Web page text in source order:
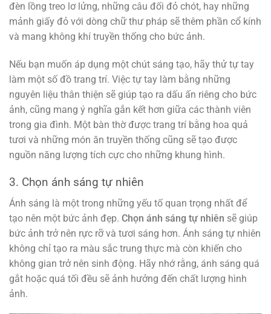
đèn lồng treo lơ lửng, những câu đối đỏ chót, hay những
mảnh giấy đỏ với dòng chữ thư pháp sẽ thêm phần cổ kính
và mang không khí truyền thống cho bức ảnh.
Nếu bạn muốn áp dụng một chút sáng tạo, hãy thử tự tay
làm một số đồ trang trí. Việc tự tay làm bằng những
nguyên liệu thân thiện sẽ giúp tạo ra dấu ấn riêng cho bức
ảnh, cũng mang ý nghĩa gắn kết hơn giữa các thành viên
trong gia đình. Một bàn thờ được trang trí bằng hoa quả
tươi và những món ăn truyền thống cũng sẽ tạo được
nguồn năng lượng tích cực cho những khung hình.
3. Chọn ánh sáng tự nhiên
Ánh sáng là một trong những yếu tố quan trọng nhất để
tạo nên một bức ảnh đẹp. Chọn ánh sáng tự nhiên sẽ giúp
bức ảnh trở nên rực rỡ và tươi sáng hơn. Ánh sáng tự nhiên
không chỉ tạo ra màu sắc trung thực mà còn khiến cho
không gian trở nên sinh động. Hãy nhớ rằng, ánh sáng quá
gắt hoặc quá tối đều sẽ ảnh hưởng đến chất lượng hình
ảnh.